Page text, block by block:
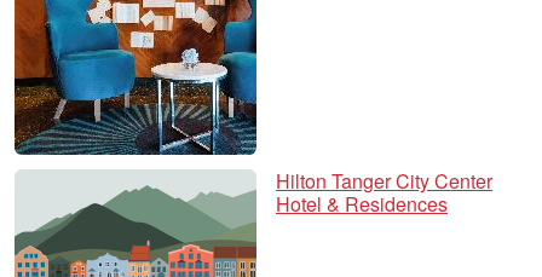
Hilton Tanger City Center
Hotel & Residences